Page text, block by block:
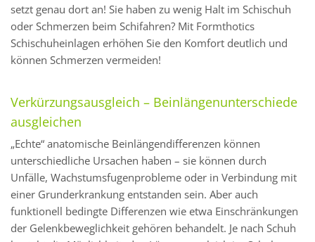
setzt genau dort an! Sie haben zu wenig Halt im Schischuh
oder Schmerzen beim Schifahren? Mit Formthotics
Schischuheinlagen erhöhen Sie den Komfort deutlich und
können Schmerzen vermeiden!
Verkürzungsausgleich – Beinlängenunterschiede
ausgleichen
„Echte“ anatomische Beinlängendifferenzen können
unterschiedliche Ursachen haben – sie können durch
Unfälle, Wachstumsfugenprobleme oder in Verbindung mit
einer Grunderkrankung entstanden sein. Aber auch
funktionell bedingte Differenzen wie etwa Einschränkungen
der Gelenkbeweglichkeit gehören behandelt. Je nach Schuh